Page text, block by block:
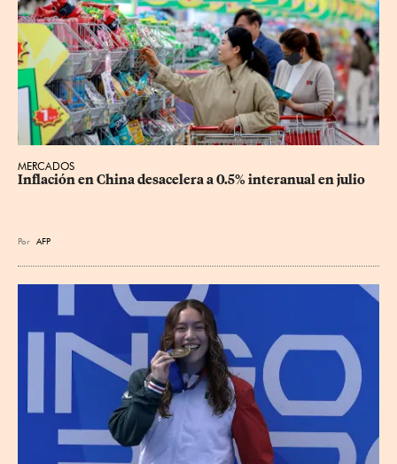
MERCADOS
Inflación en China desacelera a 0.5% interanual en julio
Por AFP